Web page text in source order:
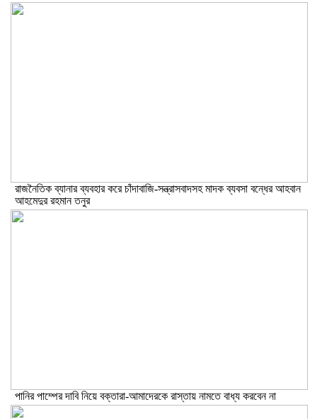
রাজনৈতিক ব্যানার ব্যবহার করে চাঁদাবাজি-সন্ত্রাসবাদসহ মাদক ব্যবসা বন্ধের আহবান
আহমেদুর রহমান তনুর
পানির পাম্পের দাবি নিয়ে বক্তারা-আমাদেরকে রাস্তায় নামতে বাধ্য করবেন না